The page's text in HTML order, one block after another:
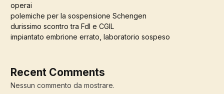
operai
polemiche per la sospensione Schengen
durissimo scontro tra FdI e CGIL
impiantato embrione errato, laboratorio sospeso
Recent Comments
Nessun commento da mostrare.